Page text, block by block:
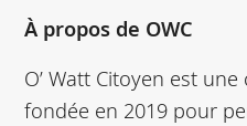
À propos de OWC
O’ Watt Citoyen est
fondée en 2019 pour